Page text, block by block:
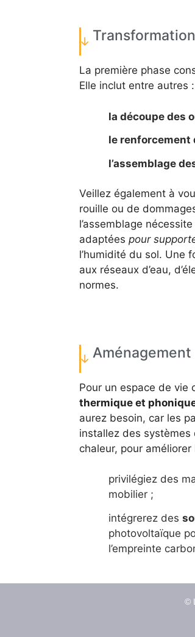
La première phase
Elle inclut entre autres :
la découpe des
le renforcement
l’assemblage
Veillez également à
rouille ou de
l’assemblage
adaptées pour
l’humidité du sol. Une
aux réseaux d’eau,
normes.
Pour un espace de
thermique et
aurez besoin, car les
installez des
chaleur, pour
privilégiez des
mobilier ;
intégrerez des
photovoltaïque
l’empreinte
©